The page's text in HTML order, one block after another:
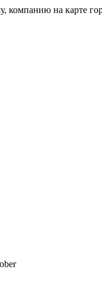
компанию на карте